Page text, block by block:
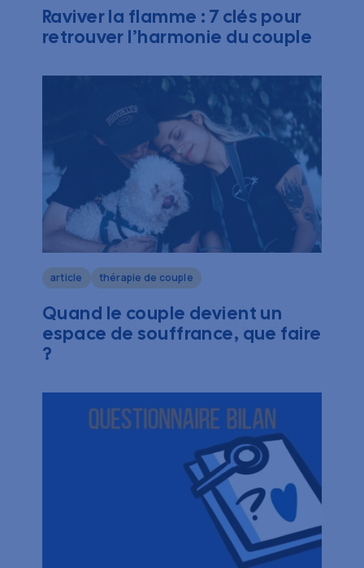
Raviver la flamme : 7 clés pour
retrouver l’harmonie du couple
article thérapie de couple
Quand le couple devient un
espace de souffrance, que faire
?